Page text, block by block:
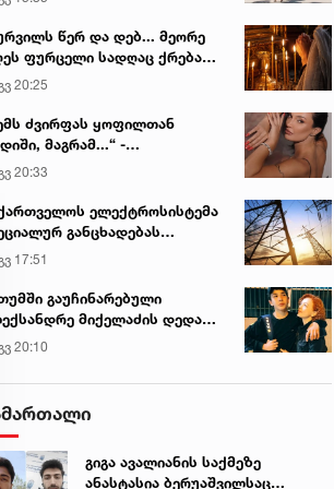
წერ და დებ... მეორე
ფურცელი სადღაც ქრება
სურვილი სრულდება...“ -
ტაძარი შიდა
20:25
ძვირფას ყოფილთან
მაგრამ...“ -
პაიჭაძის
აღიარება
20:33
ელექტროსისტემა
განცხადებას
17:51
გაუჩინარებული
მიქელაძის დედა
ავრცელებს
20:10
გიგა ავალიანის საქმეზე
ანასტასია ბერუაშვილსაც